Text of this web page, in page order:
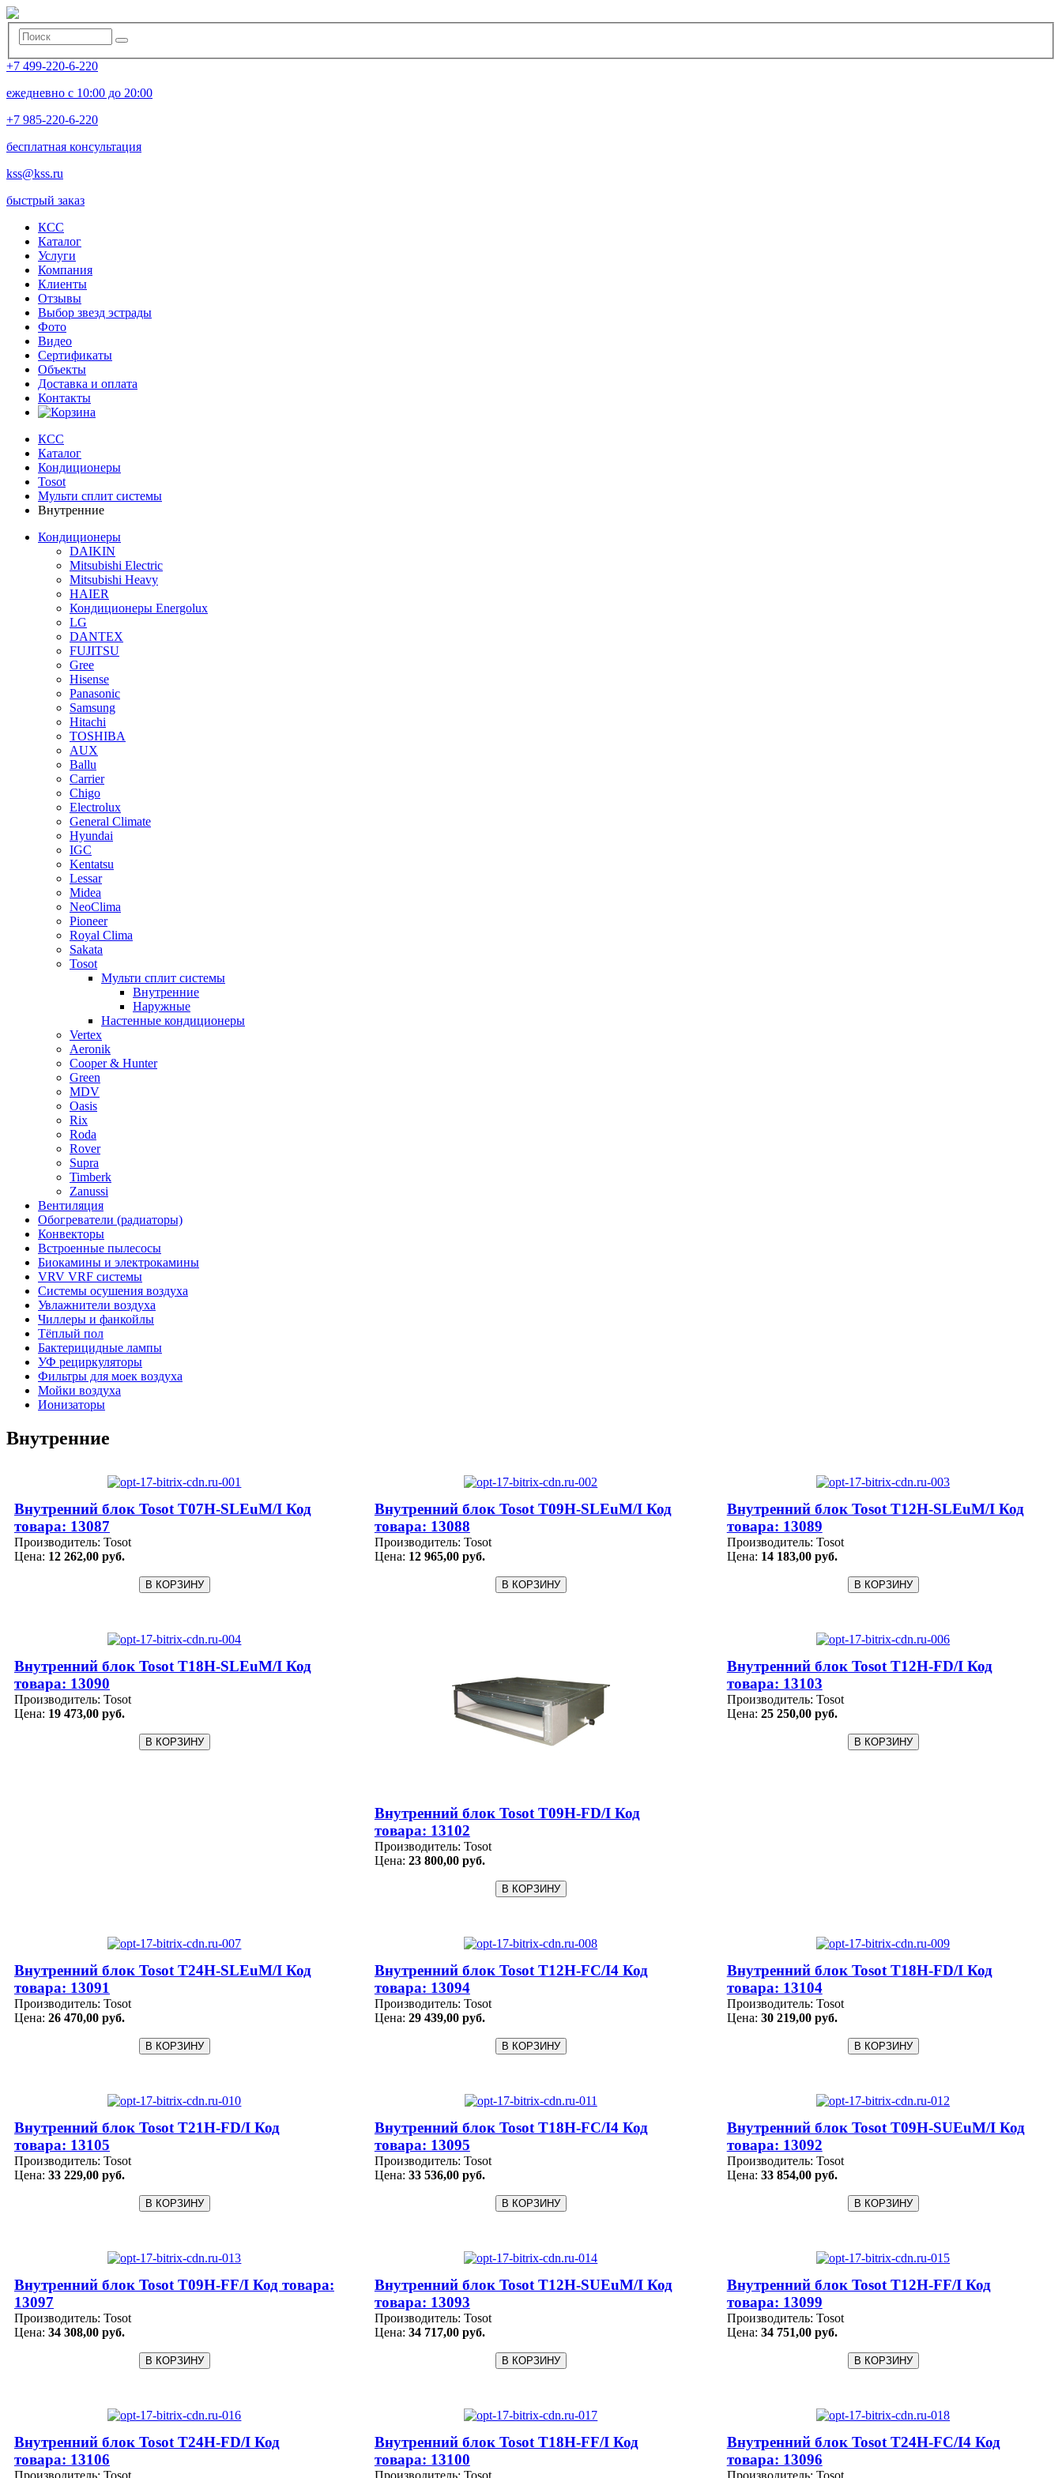
+7 499-220-6-220
ежедневно с 10:00 до 20:00
+7 985-220-6-220
бесплатная консультация
kss@kss.ru
быстрый заказ
КСС
Каталог
Услуги
Компания
Клиенты
Oтзывы
Выбор звезд эстрады
Фото
Видео
Сертификаты
Объекты
Доставка и оплата
Контакты
КСС
Каталог
Кондиционеры
Tosot
Мульти сплит системы
Внутренние
Кондиционеры
DAIKIN
Mitsubishi Electric
Mitsubishi Heavy
HAIER
Кондиционеры Energolux
LG
DANTEX
FUJITSU
Gree
Hisense
Panasonic
Samsung
Hitachi
TOSHIBA
AUX
Ballu
Carrier
Chigo
Electrolux
General Climate
Hyundai
IGC
Kentatsu
Lessar
Midea
NeoClima
Pioneer
Royal Clima
Sakata
Tosot
Мульти сплит системы
Внутренние
Наружные
Настенные кондиционеры
Vertex
Aeronik
Cooper & Hunter
Green
MDV
Oasis
Rix
Roda
Rover
Supra
Timberk
Zanussi
Вентиляция
Обогреватели (радиаторы)
Конвекторы
Встроенные пылесосы
Биокамины и электрокамины
VRV VRF системы
Системы осушения воздуха
Увлажнители воздуха
Чиллеры и фанкойлы
Тёплый пол
Бактерицидные лампы
УФ рециркуляторы
Фильтры для моек воздуха
Мойки воздуха
Ионизаторы
Внутренние
Внутренний блок Tosot T07H-SLEuM/I Код
товара: 13087
Производитель: Tosot
Цена: 12 262,00 руб.
Внутренний блок Tosot T09H-SLEuM/I Код
товара: 13088
Производитель: Tosot
Цена: 12 965,00 руб.
Внутренний блок Tosot T12H-SLEuM/I Код
товара: 13089
Производитель: Tosot
Цена: 14 183,00 руб.
Внутренний блок Tosot T18H-SLEuM/I Код
товара: 13090
Производитель: Tosot
Цена: 19 473,00 руб.
Внутренний блок Tosot T09H-FD/I Код
товара: 13102
Производитель: Tosot
Цена: 23 800,00 руб.
Внутренний блок Tosot T12H-FD/I Код
товара: 13103
Производитель: Tosot
Цена: 25 250,00 руб.
Внутренний блок Tosot T24H-SLEuM/I Код
товара: 13091
Производитель: Tosot
Цена: 26 470,00 руб.
Внутренний блок Tosot T12H-FC/I4 Код
товара: 13094
Производитель: Tosot
Цена: 29 439,00 руб.
Внутренний блок Tosot T18H-FD/I Код
товара: 13104
Производитель: Tosot
Цена: 30 219,00 руб.
Внутренний блок Tosot T21H-FD/I Код
товара: 13105
Производитель: Tosot
Цена: 33 229,00 руб.
Внутренний блок Tosot T18H-FC/I4 Код
товара: 13095
Производитель: Tosot
Цена: 33 536,00 руб.
Внутренний блок Tosot T09H-SUEuM/I Код
товара: 13092
Производитель: Tosot
Цена: 33 854,00 руб.
Внутренний блок Tosot T09H-FF/I Код товара:
13097
Производитель: Tosot
Цена: 34 308,00 руб.
Внутренний блок Tosot T12H-SUEuM/I Код
товара: 13093
Производитель: Tosot
Цена: 34 717,00 руб.
Внутренний блок Tosot T12H-FF/I Код
товара: 13099
Производитель: Tosot
Цена: 34 751,00 руб.
Внутренний блок Tosot T24H-FD/I Код
товара: 13106
Внутренний блок Tosot T18H-FF/I Код
товара: 13100
Внутренний блок Tosot T24H-FC/I4 Код
товара: 13096